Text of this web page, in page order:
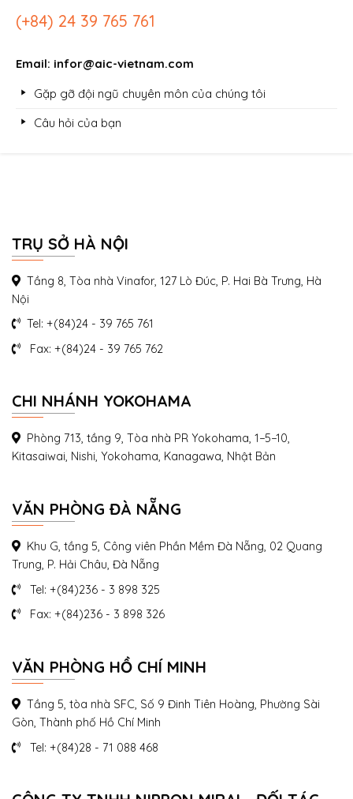
(+84) 24 39 765 761
Email: infor@aic-vietnam.com
Gặp gỡ đội ngũ chuyên môn của chúng tôi
Câu hỏi của bạn
TRỤ SỞ HÀ NỘI
Tầng 8, Tòa nhà Vinafor, 127 Lò Đúc, P. Hai Bà Trưng, Hà
Nội
Tel: +(84)24 - 39 765 761
Fax: +(84)24 - 39 765 762
CHI NHÁNH YOKOHAMA
Phòng 713, tầng 9, Tòa nhà PR Yokohama, 1−5−10,
Kitasaiwai, Nishi, Yokohama, Kanagawa, Nhật Bản
VĂN PHÒNG ĐÀ NẴNG
Khu G, tầng 5, Công viên Phần Mềm Đà Nẵng, 02 Quang
Trung, P. Hải Châu, Đà Nẵng
Tel: +(84)236 - 3 898 325
Fax: +(84)236 - 3 898 326
VĂN PHÒNG HỒ CHÍ MINH
Tầng 5, tòa nhà SFC, Số 9 Đinh Tiên Hoàng, Phường Sài
Gòn, Thành phố Hồ Chí Minh
Tel: +(84)28 - 71 088 468